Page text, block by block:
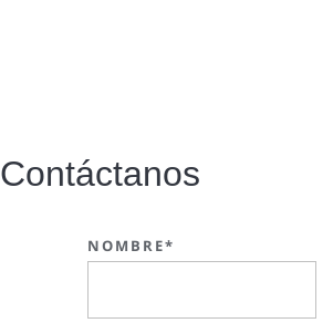
Contáctanos
NOMBRE*